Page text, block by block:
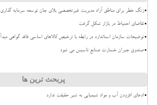
زنگ خطر برای مناطق آزاد مدیریت غیرتخصصی بلای جان توسعه سرمایه گذاری
تقاضای احتیاط در بازار شکل گرفت
توضیحات سازمان استاندارد در رابطه با ترخیص کالاهای اساسی فاقد گواهی مبدأ
صندوق جبران خسارت صنایع تاسیس می شود
پربحث ترین ها
ادعای افزودن آب و مواد شیمیایی به شیر حقیقت ندارد